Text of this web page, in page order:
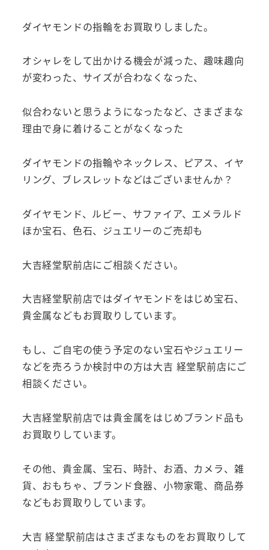
ダイヤモンドの指輪をお買取りしました。
オシャレをして出かける機会が減った、趣味趣向
が変わった、サイズが合わなくなった、
似合わないと思うようになったなど、さまざまな
理由で身に着けることがなくなった
ダイヤモンドの指輪やネックレス、ピアス、イヤ
リング、ブレスレットなどはございませんか？
ダイヤモンド、ルビー、サファイア、エメラルド
ほか宝石、色石、ジュエリーのご売却も
大吉経堂駅前店にご相談ください。
大吉経堂駅前店ではダイヤモンドをはじめ宝石、
貴金属などもお買取りしています。
もし、ご自宅の使う予定のない宝石やジュエリー
などを売ろうか検討中の方は大吉 経堂駅前店にご
相談ください。
大吉経堂駅前店では貴金属をはじめブランド品も
お買取りしています。
その他、貴金属、宝石、時計、お酒、カメラ、雑
貨、おもちゃ、ブランド食器、小物家電、商品券
などもお買取りしています。
大吉 経堂駅前店はさまざまなものをお買取りして